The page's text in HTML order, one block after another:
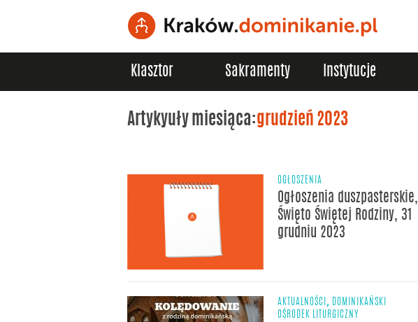
Klasztor Sakramenty Instytucje
Artykyuły miesiąca:grudzień 2023
OGŁOSZENIA
Ogłoszenia duszpasterskie,
Święto Świętej Rodziny, 31
grudniu 2023
AKTUALNOŚCI , DOMINIKAŃSKI
OŚRODEK LITURGICZNY